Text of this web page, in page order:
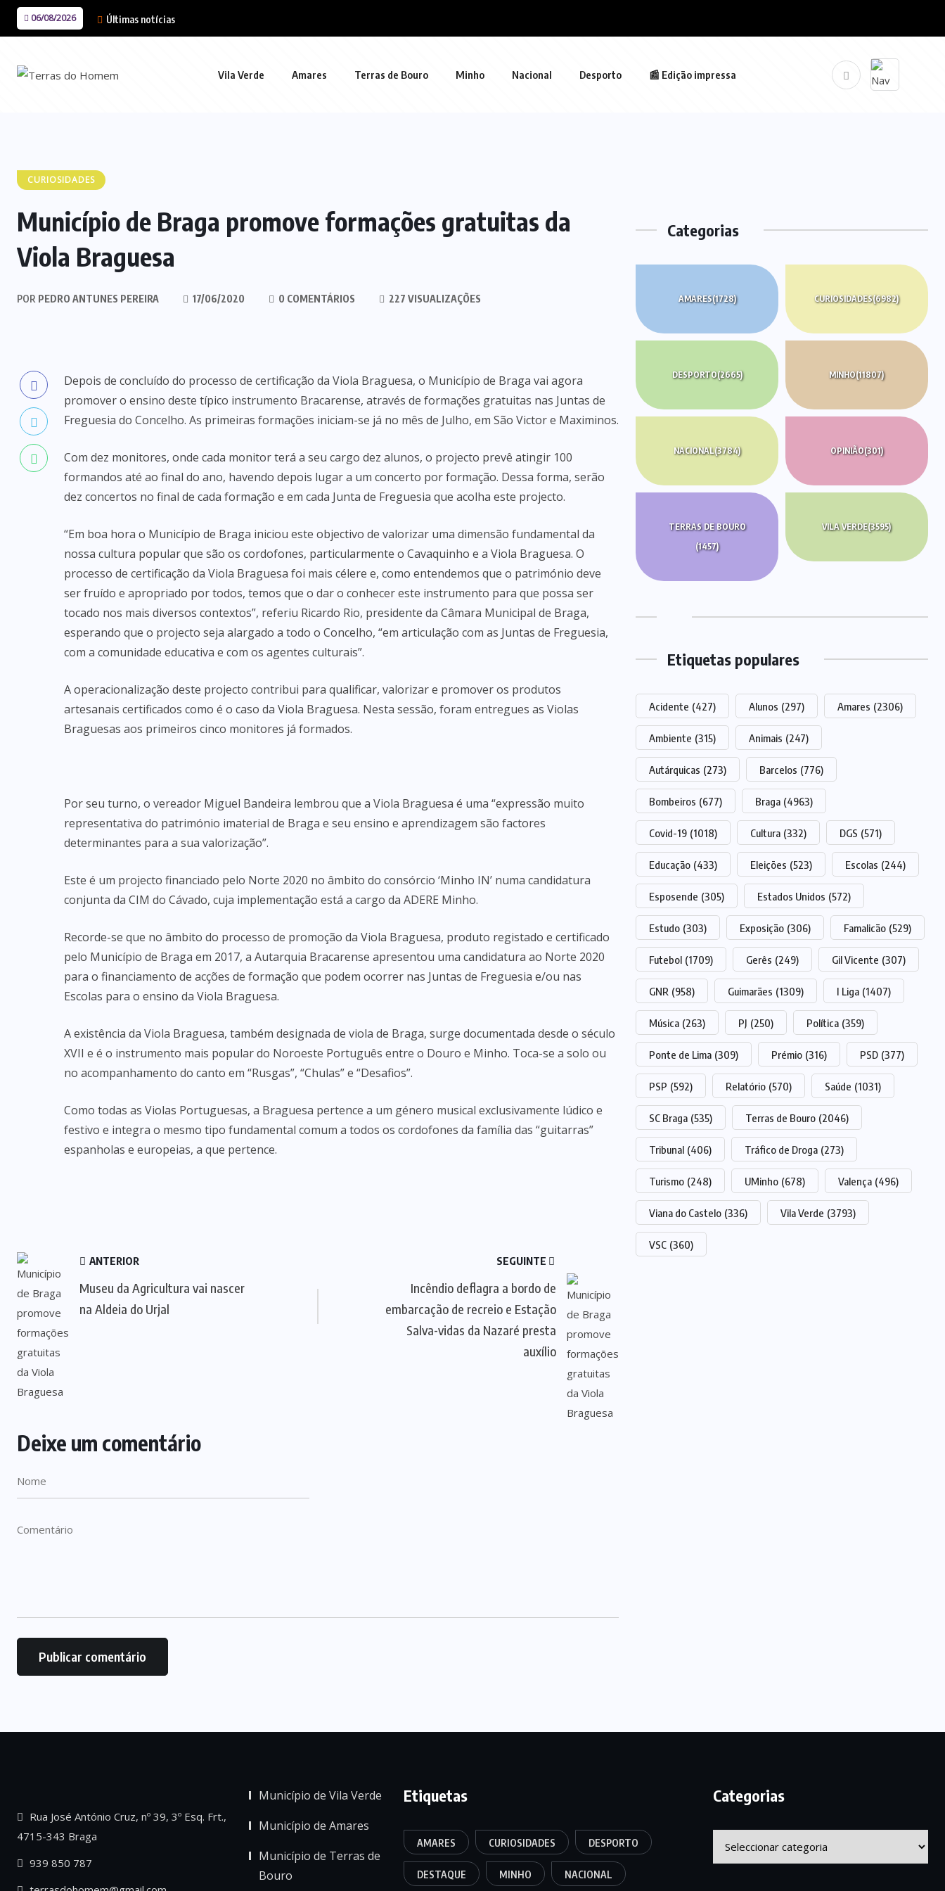
06/08/2026 Últimas notícias
Vila Verde Amares Terras de Bouro Minho Nacional Desporto 📰 Edição impressa
CURIOSIDADES
Município de Braga promove formações gratuitas da
Viola Braguesa
POR PEDRO ANTUNES PEREIRA 17/06/2020 0 COMENTÁRIOS 227 VISUALIZAÇÕES
Depois de concluído do processo de certificação da Viola Braguesa, o Município de Braga vai agora
promover o ensino deste típico instrumento Bracarense, através de formações gratuitas nas Juntas de
Freguesia do Concelho. As primeiras formações iniciam-se já no mês de Julho, em São Victor e Maximinos.
Com dez monitores, onde cada monitor terá a seu cargo dez alunos, o projecto prevê atingir 100
formandos até ao final do ano, havendo depois lugar a um concerto por formação. Dessa forma, serão
dez concertos no final de cada formação e em cada Junta de Freguesia que acolha este projecto.
“Em boa hora o Município de Braga iniciou este objectivo de valorizar uma dimensão fundamental da
nossa cultura popular que são os cordofones, particularmente o Cavaquinho e a Viola Braguesa. O
processo de certificação da Viola Braguesa foi mais célere e, como entendemos que o património deve
ser fruído e apropriado por todos, temos que o dar o conhecer este instrumento para que possa ser
tocado nos mais diversos contextos”, referiu Ricardo Rio, presidente da Câmara Municipal de Braga,
esperando que o projecto seja alargado a todo o Concelho, “em articulação com as Juntas de Freguesia,
com a comunidade educativa e com os agentes culturais”.
A operacionalização deste projecto contribui para qualificar, valorizar e promover os produtos
artesanais certificados como é o caso da Viola Braguesa. Nesta sessão, foram entregues as Violas
Braguesas aos primeiros cinco monitores já formados.
Por seu turno, o vereador Miguel Bandeira lembrou que a Viola Braguesa é uma “expressão muito
representativa do património imaterial de Braga e seu ensino e aprendizagem são factores
determinantes para a sua valorização”.
Este é um projecto financiado pelo Norte 2020 no âmbito do consórcio ‘Minho IN’ numa candidatura
conjunta da CIM do Cávado, cuja implementação está a cargo da ADERE Minho.
Recorde-se que no âmbito do processo de promoção da Viola Braguesa, produto registado e certificado
pelo Município de Braga em 2017, a Autarquia Bracarense apresentou uma candidatura ao Norte 2020
para o financiamento de acções de formação que podem ocorrer nas Juntas de Freguesia e/ou nas
Escolas para o ensino da Viola Braguesa.
A existência da Viola Braguesa, também designada de viola de Braga, surge documentada desde o século
XVII e é o instrumento mais popular do Noroeste Português entre o Douro e Minho. Toca-se a solo ou
no acompanhamento do canto em “Rusgas”, “Chulas” e “Desafios”.
Como todas as Violas Portuguesas, a Braguesa pertence a um género musical exclusivamente lúdico e
festivo e integra o mesmo tipo fundamental comum a todos os cordofones da família das “guitarras”
espanholas e europeias, a que pertence.
ANTERIOR
Museu da Agricultura vai nascer
na Aldeia do Urjal
SEGUINTE
Incêndio deflagra a bordo de
embarcação de recreio e Estação
Salva-vidas da Nazaré presta
auxílio
Deixe um comentário
Categorias
AMARES(1728) CURIOSIDADES(6982)
DESPORTO(2665) MINHO(11807)
NACIONAL(3784) OPINIÃO(301)
TERRAS DE BOURO
(1457)
VILA VERDE(3595)
Etiquetas populares
Acidente (427) Alunos (297) Amares (2306)
Ambiente (315) Animais (247)
Autárquicas (273) Barcelos (776)
Bombeiros (677) Braga (4963)
Covid-19 (1018) Cultura (332) DGS (571)
Educação (433) Eleições (523) Escolas (244)
Esposende (305) Estados Unidos (572)
Estudo (303) Exposição (306) Famalicão (529)
Futebol (1709) Gerês (249) Gil Vicente (307)
GNR (958) Guimarães (1309) I Liga (1407)
Música (263) PJ (250) Política (359)
Ponte de Lima (309) Prémio (316) PSD (377)
PSP (592) Relatório (570) Saúde (1031)
SC Braga (535) Terras de Bouro (2046)
Tribunal (406) Tráfico de Droga (273)
Turismo (248) UMinho (678) Valença (496)
Viana do Castelo (336) Vila Verde (3793)
VSC (360)
Rua José António Cruz, nº 39, 3º Esq. Frt.,
4715-343 Braga
939 850 787
Município de Vila Verde
Município de Amares
Município de Terras de
Bouro
Etiquetas
AMARES CURIOSIDADES DESPORTO
DESTAQUE MINHO NACIONAL
Categorias